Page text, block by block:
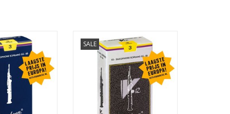
SALE
Vandoren sopraansaxofoon
rieten V12